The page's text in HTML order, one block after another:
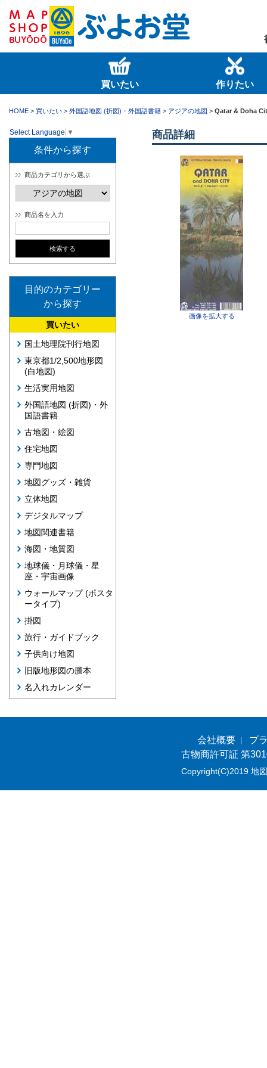
買いたい 作りたい
HOME > 買いたい > 外国語地図 (折図)・外国語書籍 > アジアの地図 > Qatar & Doha
Select Language ▼
条件から探す
商品カテゴリから選ぶ
商品名を入力
目的のカテゴリー
から探す
買いたい
国土地理院刊行地図
東京都1/2,500地形図
(白地図)
生活実用地図
外国語地図 (折図)・外
国語書籍
古地図・絵図
住宅地図
専門地図
地図グッズ・雑貨
立体地図
デジタルマップ
地図関連書籍
海図・地質図
地球儀・月球儀・星
座・宇宙画像
ウォールマップ (ポスタ
ータイプ)
掛図
旅行・ガイドブック
子供向け地図
旧版地形図の謄本
名入れカレンダー
商品詳細
画像を拡大する
会社概要
プ
古物商許可証 第
Copyright(C)2019 地